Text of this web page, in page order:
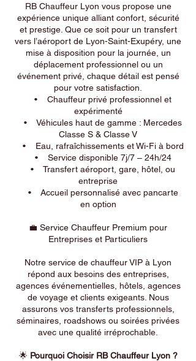
RB Chauffeur Lyon vous propose une
expérience unique alliant confort, sécurité
et prestige. Que ce soit pour un transfert
vers l’aéroport de Lyon-Saint-Exupéry, une
mise à disposition pour la journée, un
déplacement professionnel ou un
événement privé, chaque détail est pensé
pour votre satisfaction.
• Chauffeur privé professionnel et
expérimenté
• Véhicules haut de gamme : Mercedes
Classe S & Classe V
• Eau, rafraîchissements et Wi-Fi à bord
• Service disponible 7j/7 – 24h/24
• Transfert aéroport, gare, hôtel, ou
entreprise
• Accueil personnalisé avec pancarte
en option
💼 Service Chauffeur Premium pour
Entreprises et Particuliers
Notre service de chauffeur VIP à Lyon
répond aux besoins des entreprises,
agences événementielles, hôtels, agences
de voyage et clients exigeants. Nous
assurons vos transferts professionnels,
séminaires, roadshows ou soirées privées
avec une qualité irréprochable.
🌟 Pourquoi Choisir RB Chauffeur Lyon ?